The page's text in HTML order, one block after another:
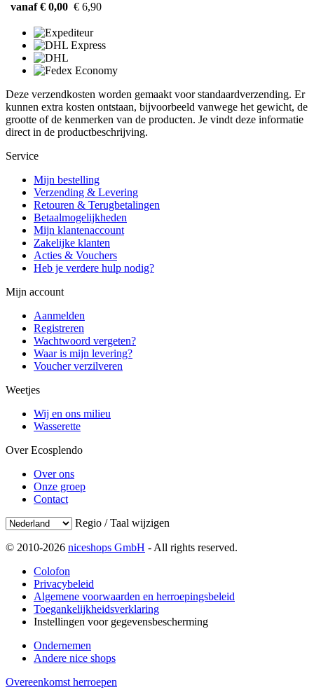
vanaf € 0,00 € 6,90
Deze verzendkosten worden gemaakt voor standaardverzending. Er
kunnen extra kosten ontstaan, bijvoorbeeld vanwege het gewicht, de
grootte of de kenmerken van de producten. Je vindt deze informatie
direct in de productbeschrijving.
Service
Mijn bestelling
Verzending & Levering
Retouren & Terugbetalingen
Betaalmogelijkheden
Mijn klantenaccount
Zakelijke klanten
Acties & Vouchers
Heb je verdere hulp nodig?
Mijn account
Aanmelden
Registreren
Wachtwoord vergeten?
Waar is mijn levering?
Voucher verzilveren
Weetjes
Wij en ons milieu
Wasserette
Over Ecosplendo
Over ons
Onze groep
Contact
Regio / Taal wijzigen
© 2010-2026 niceshops GmbH - All rights reserved.
Colofon
Privacybeleid
Algemene voorwaarden en herroepingsbeleid
Toegankelijkheidsverklaring
Instellingen voor gegevensbescherming
Ondernemen
Andere nice shops
Overeenkomst herroepen